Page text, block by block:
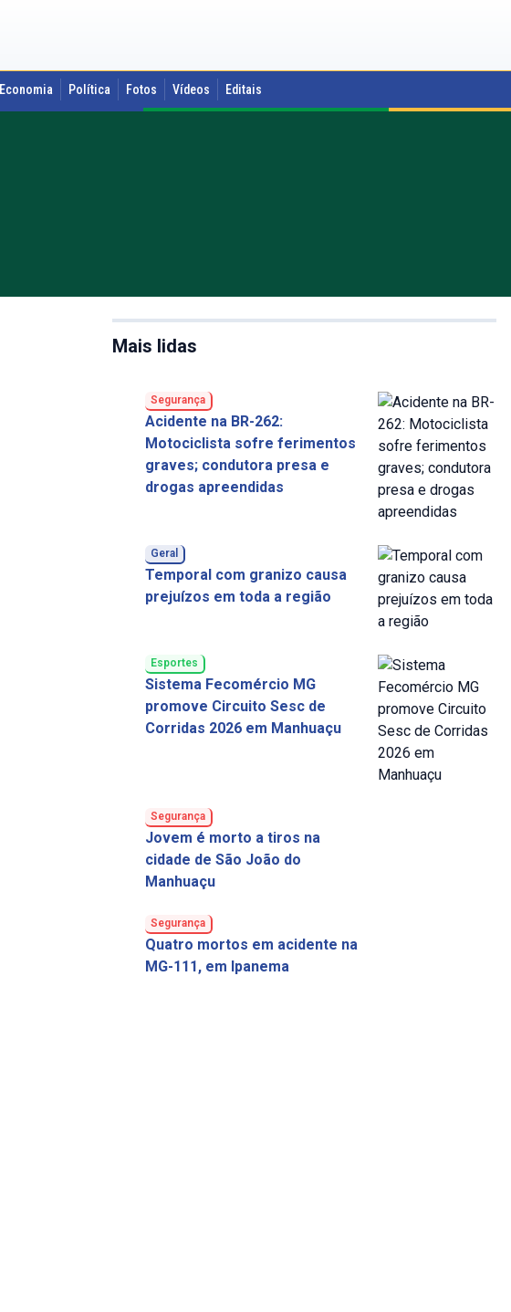
Economia Política Fotos Vídeos Editais
Mais lidas
Segurança
Acidente na BR-262:
Motociclista sofre ferimentos
graves; condutora presa e
drogas apreendidas
Geral
Temporal com granizo causa
prejuízos em toda a região
Esportes
Sistema Fecomércio MG
promove Circuito Sesc de
Corridas 2026 em Manhuaçu
Segurança
Jovem é morto a tiros na
cidade de São João do
Manhuaçu
Segurança
Quatro mortos em acidente na
MG-111, em Ipanema